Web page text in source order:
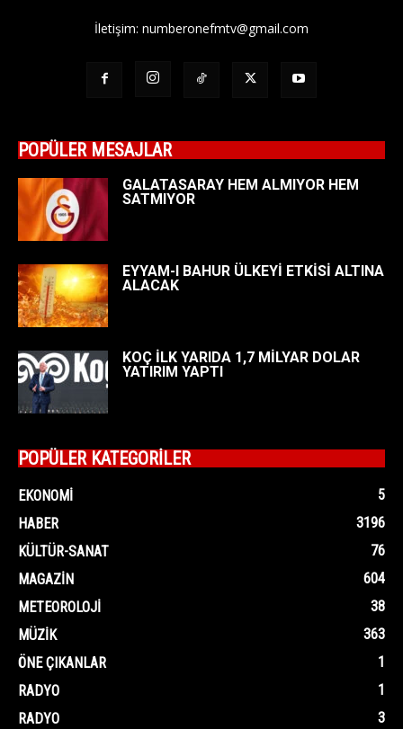
İletişim: numberonefmtv@gmail.com
POPÜLER MESAJLAR
GALATASARAY HEM ALMIYOR HEM
SATMIYOR
EYYAM-I BAHUR ÜLKEYİ ETKİSİ ALTINA
ALACAK
KOÇ İLK YARIDA 1,7 MİLYAR DOLAR
YATIRIM YAPTI
POPÜLER KATEGORİLER
EKONOMI
5
HABER
3196
KÜLTÜR-SANAT
76
MAGAZIN
604
METEOROLOJI
38
MÜZIK
363
ÖNE ÇIKANLAR
1
RADYO
1
RADYO
3